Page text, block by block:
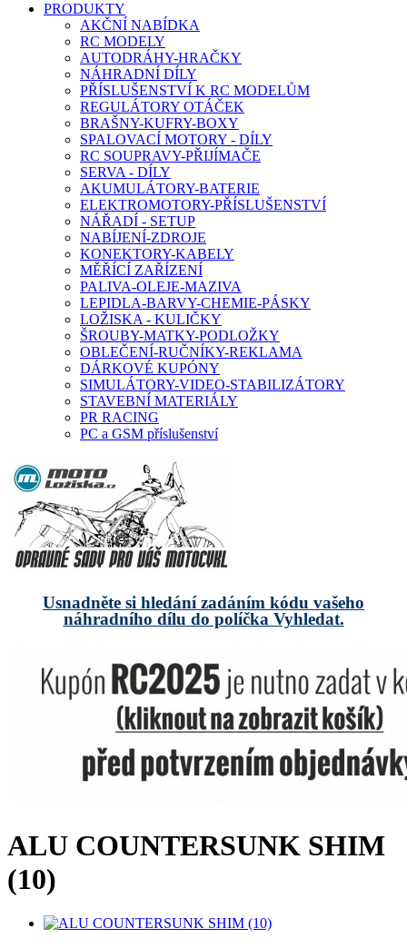
PRODUKTY
AKČNÍ NABÍDKA
RC MODELY
AUTODRÁHY-HRAČKY
NÁHRADNÍ DÍLY
PŘÍSLUŠENSTVÍ K RC MODELŮM
REGULÁTORY OTÁČEK
BRAŠNY-KUFRY-BOXY
SPALOVACÍ MOTORY - DÍLY
RC SOUPRAVY-PŘIJÍMAČE
SERVA - DÍLY
AKUMULÁTORY-BATERIE
ELEKTROMOTORY-PŘÍSLUŠENSTVÍ
NÁŘADÍ - SETUP
NABÍJENÍ-ZDROJE
KONEKTORY-KABELY
MĚŘÍCÍ ZAŘÍZENÍ
PALIVA-OLEJE-MAZIVA
LEPIDLA-BARVY-CHEMIE-PÁSKY
LOŽISKA - KULIČKY
ŠROUBY-MATKY-PODLOŽKY
OBLEČENÍ-RUČNÍKY-REKLAMA
DÁRKOVÉ KUPÓNY
SIMULÁTORY-VIDEO-STABILIZÁTORY
STAVEBNÍ MATERIÁLY
PR RACING
PC a GSM příslušenství
Usnadněte si hledání zadáním kódu vašeho
náhradního dílu do políčka Vyhledat.
ALU COUNTERSUNK SHIM
(10)